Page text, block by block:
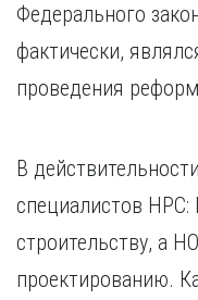
Киров
Красноярск
Курган
Л
Магнитогорск
Махачкала
Федерального
фактически,
проведения
В
специалистов
строительству, а
проектированию.